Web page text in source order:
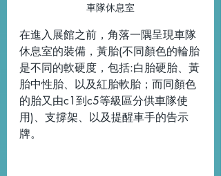
車隊休息室
在進入展館之前，角落一隅呈現車隊
休息室的裝備，黃胎(不同顏色的輪胎
是不同的軟硬度，包括:白胎硬胎、黃
胎中性胎、以及紅胎軟胎；而同顏色
的胎又由c1到c5等級區分供車隊使
用)、支撐架、以及提醒車手的告示
牌。